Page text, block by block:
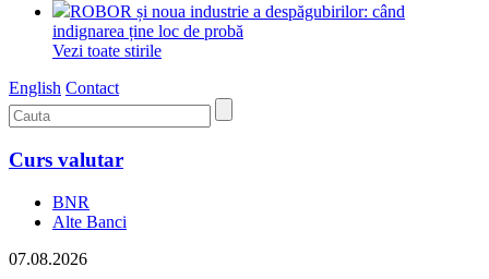
ROBOR și noua industrie a despăgubirilor: când
indignarea ține loc de probă
Vezi toate stirile
English Contact
Curs valutar
BNR
Alte Banci
07.08.2026